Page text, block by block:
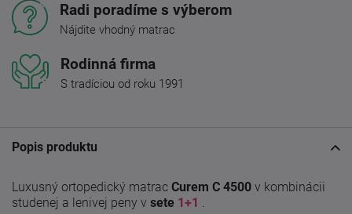
Radi poradíme s výberom
Nájdite vhodný matrac
Rodinná firma
S tradíciou od roku 1991
Popis produktu
Luxusný ortopedický matrac Curem C 4500 v kombinácii
studenej a lenivej peny v sete 1+1 .